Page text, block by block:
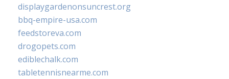
displaygardenonsuncrest.org
bbq-empire-usa.com
feedstoreva.com
drogopets.com
ediblechalk.com
tabletennisnearme.com